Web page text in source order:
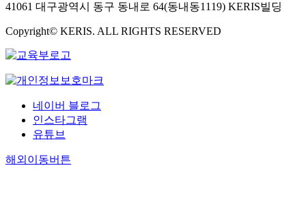
41061 대구광역시 동구 동내로 64(동내동1119) KERIS빌딩
Copyright© KERIS. ALL RIGHTS RESERVED
네이버 블로그
인스타그램
유튜브
해외이동버튼